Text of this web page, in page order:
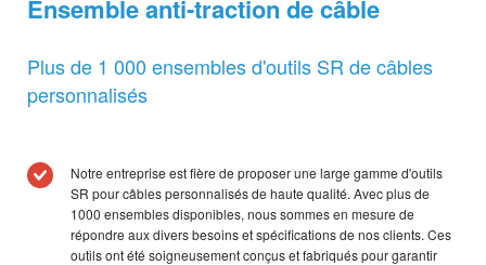
Ensemble anti-traction de câble
Plus de 1 000 ensembles d'outils SR de câbles
personnalisés
Notre entreprise est fière de proposer une large gamme d'outils
SR pour câbles personnalisés de haute qualité. Avec plus de
1000 ensembles disponibles, nous sommes en mesure de
répondre aux divers besoins et spécifications de nos clients. Ces
outils ont été soigneusement conçus et fabriqués pour garantir